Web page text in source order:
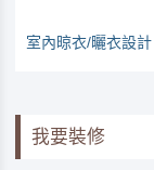
我要裝修